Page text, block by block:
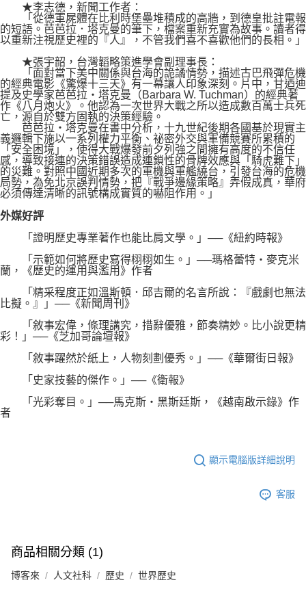
★李志德，新聞工作者：
「從德軍屍體在比利時堡壘堆積成的高牆，到德皇批註電報
的短語。芭芭拉．塔克曼的筆下，檔案重新充實為故事。讀者得
以重新注視歷史裡的『人』，不管我們喜不喜歡他們的長相。」
★張宇韶，台灣韜略策進學會副理事長：
「面對當下美中關係與台海的詭譎情勢，描述古巴飛彈危機
的經典電影《驚爆十三天》有一幕讓人印象深刻。片中，甘迺迪
提及史學家芭芭拉・塔克曼（Barbara W. Tuchman）的經典著
作《八月炮火》。他認為一次世界大戰之所以造成數百萬士兵死
亡，源自於雙方固執的決策經驗。
芭芭拉・塔克曼在書中分析，十九世紀後期各國基於現實主
義邏輯下施以一系列權力平衡、祕密外交與軍備競賽所累積的
「安全困境」，使得大戰爆發前夕列強之間擁有高度的不信任
感，導致接連的決策錯誤造成連鎖性的骨牌效應與「騎虎難下」
的災難。對照中國近期多次的軍機與軍艦繞台，引發台海的危機
局勢，為免北京誤判情勢，把『戰爭邊緣策略』弄假成真，華府
必須傳達清晰的訊號構成實質的嚇阻作用。」
外媒好評
「證明歷史專業著作也能比肩文學。」──《紐約時報》
「示範如何將歷史寫得栩栩如生。」──瑪格蕾特‧麥克米
蘭，《歷史的運用與濫用》作者
「精采程度正如溫斯頓．邱吉爾的名言所說：『戲劇也無法
比擬。』」──《新聞周刊》
「敘事宏偉，條理講究，措辭優雅，節奏精妙。比小說更精
彩！」──《芝加哥論壇報》
「敘事躍然於紙上，人物刻劃優秀。」──《華爾街日報》
「史家技藝的傑作。」──《衛報》
「光彩奪目。」──馬克斯‧黑斯廷斯，《越南啟示錄》作
者
顯示電腦版詳細說明
客服
商品相關分類 (1)
博客來 人文社科 歷史 世界歷史